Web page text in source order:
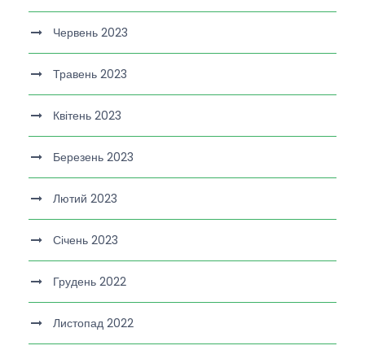
Червень 2023
Травень 2023
Квітень 2023
Березень 2023
Лютий 2023
Січень 2023
Грудень 2022
Листопад 2022